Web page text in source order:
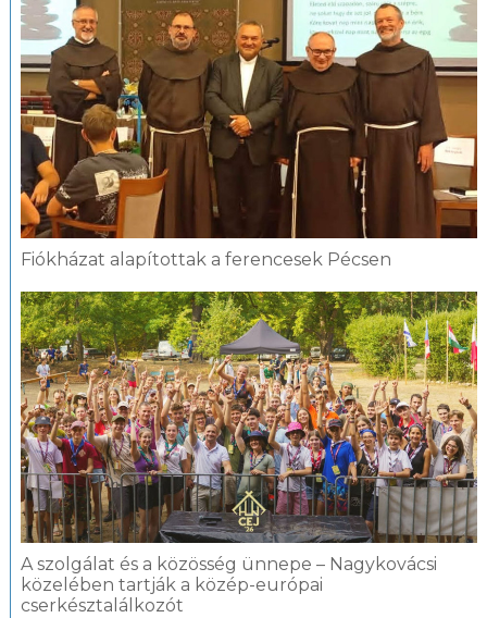
Fiókházat alapítottak a ferencesek Pécsen
A szolgálat és a közösség ünnepe – Nagykovácsi
közelében tartják a közép-európai
cserkésztalálkozót